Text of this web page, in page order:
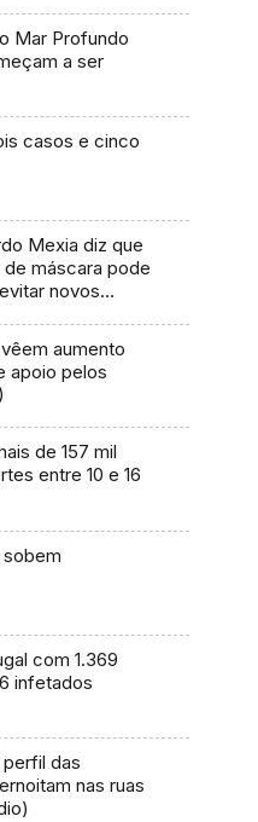
Mar Profundo
a ser
casos e cinco
Mexia diz que
máscara pode
novos
aumento
apoio pelos
de 157 mil
entre 10 e 16
com 1.369
infetados
perfil das
nas ruas